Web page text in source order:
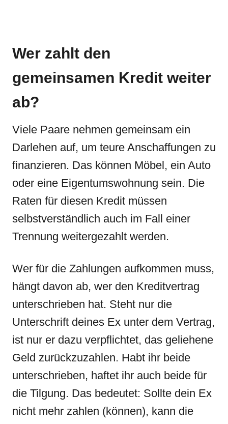
Wer zahlt den
gemeinsamen Kredit weiter
ab?
Viele Paare nehmen gemeinsam ein
Darlehen auf, um teure Anschaffungen zu
finanzieren. Das können Möbel, ein Auto
oder eine Eigentumswohnung sein. Die
Raten für diesen Kredit müssen
selbstverständlich auch im Fall einer
Trennung weitergezahlt werden.
Wer für die Zahlungen aufkommen muss,
hängt davon ab, wer den Kreditvertrag
unterschrieben hat. Steht nur die
Unterschrift deines Ex unter dem Vertrag,
ist nur er dazu verpflichtet, das geliehene
Geld zurückzuzahlen. Habt ihr beide
unterschrieben, haftet ihr auch beide für
die Tilgung. Das bedeutet: Sollte dein Ex
nicht mehr zahlen (können), kann die